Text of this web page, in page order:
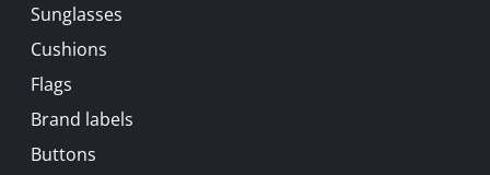
Sunglasses
Cushions
Flags
Brand labels
Buttons